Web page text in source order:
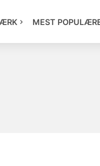
MEST